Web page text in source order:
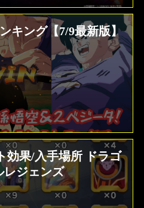
キング【7/9最新版】
レジェンズ